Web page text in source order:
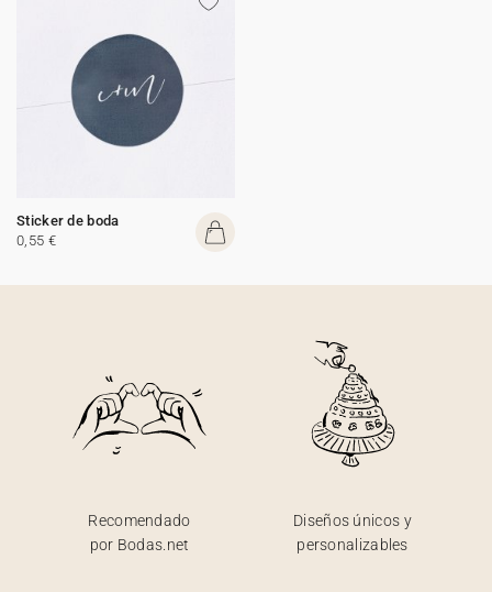
Sticker de boda
0,55 €
Recomendado
por Bodas.net
Diseños únicos y
personalizables